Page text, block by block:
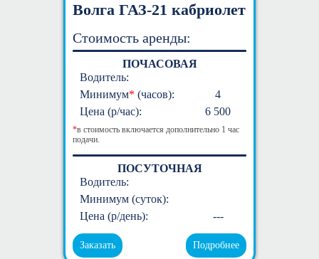
Волга ГАЗ-21 кабриолет
Стоимость аренды:
ПОЧАСОВАЯ
Водитель:
Минимум* (часов):
4
Цена (р/час):
6 500
*в стоимость включается дополнительно 1 час
подачи.
ПОСУТОЧНАЯ
Водитель:
Минимум (суток):
Цена (р/день):
---
Заказать Подробнее